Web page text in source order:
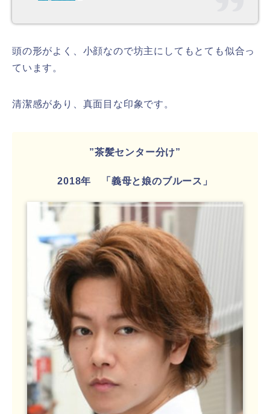
頭の形がよく、小顔なので坊主にしてもとても似合っ
ています。
清潔感があり、真面目な印象です。
”茶髪センター分け”
2018年 「義母と娘のブルース」